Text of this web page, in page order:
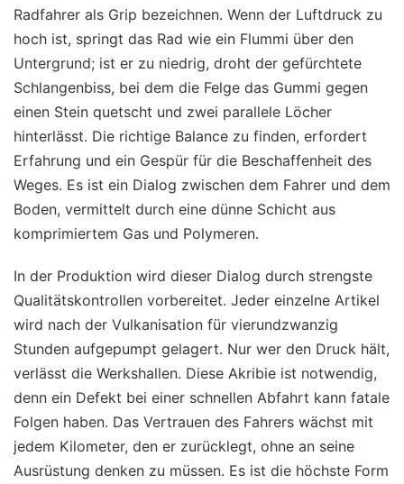
Radfahrer als Grip bezeichnen. Wenn der Luftdruck zu
hoch ist, springt das Rad wie ein Flummi über den
Untergrund; ist er zu niedrig, droht der gefürchtete
Schlangenbiss, bei dem die Felge das Gummi gegen
einen Stein quetscht und zwei parallele Löcher
hinterlässt. Die richtige Balance zu finden, erfordert
Erfahrung und ein Gespür für die Beschaffenheit des
Weges. Es ist ein Dialog zwischen dem Fahrer und dem
Boden, vermittelt durch eine dünne Schicht aus
komprimiertem Gas und Polymeren.
In der Produktion wird dieser Dialog durch strengste
Qualitätskontrollen vorbereitet. Jeder einzelne Artikel
wird nach der Vulkanisation für vierundzwanzig
Stunden aufgepumpt gelagert. Nur wer den Druck hält,
verlässt die Werkshallen. Diese Akribie ist notwendig,
denn ein Defekt bei einer schnellen Abfahrt kann fatale
Folgen haben. Das Vertrauen des Fahrers wächst mit
jedem Kilometer, den er zurücklegt, ohne an seine
Ausrüstung denken zu müssen. Es ist die höchste Form